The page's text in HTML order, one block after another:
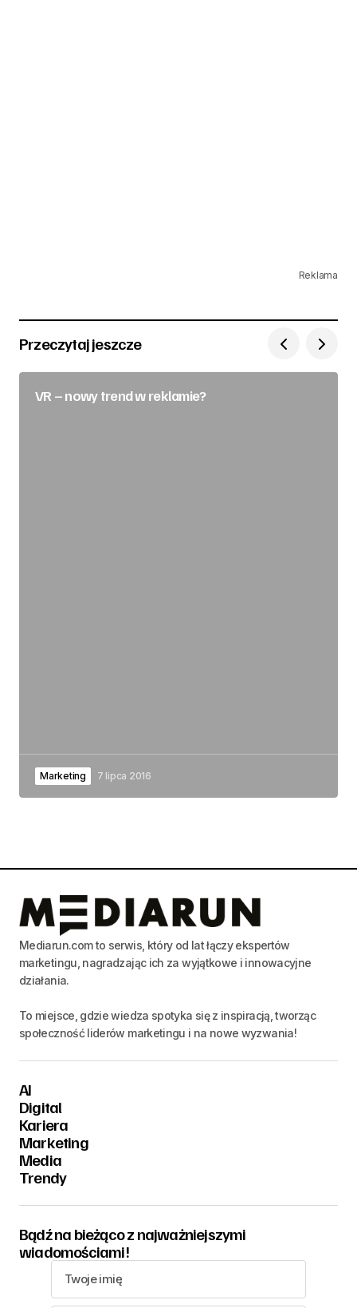
Reklama
Przeczytaj jeszcze
VR – nowy trend w reklamie?
Marketing 7 lipca 2016
Mediarun.com to serwis, który od lat łączy ekspertów
marketingu, nagradzając ich za wyjątkowe i innowacyjne
działania.
To miejsce, gdzie wiedza spotyka się z inspiracją, tworząc
społeczność liderów marketingu i na nowe wyzwania!
AI
Digital
Kariera
Marketing
Media
Trendy
Bądź na bieżąco z najważniejszymi
wiadomościami!